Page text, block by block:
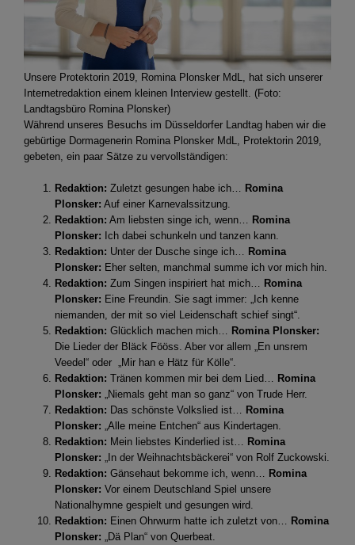
Unsere Protektorin 2019, Romina Plonsker MdL, hat sich unserer
Internetredaktion einem kleinen Interview gestellt. (Foto:
Landtagsbüro Romina Plonsker)
Während unseres Besuchs im Düsseldorfer Landtag haben wir die
gebürtige Dormagenerin Romina Plonsker MdL, Protektorin 2019,
gebeten, ein paar Sätze zu vervollständigen:
Redaktion: Zuletzt gesungen habe ich… Romina
Plonsker: Auf einer Karnevalssitzung.
Redaktion: Am liebsten singe ich, wenn… Romina
Plonsker: Ich dabei schunkeln und tanzen kann.
Redaktion: Unter der Dusche singe ich… Romina
Plonsker: Eher selten, manchmal summe ich vor mich hin.
Redaktion: Zum Singen inspiriert hat mich… Romina
Plonsker: Eine Freundin. Sie sagt immer: „Ich kenne
niemanden, der mit so viel Leidenschaft schief singt“.
Redaktion: Glücklich machen mich… Romina Plonsker:
Die Lieder der Bläck Fööss. Aber vor allem „En unsrem
Veedel“ oder „Mir han e Hätz für Kölle“.
Redaktion: Tränen kommen mir bei dem Lied… Romina
Plonsker:
„Niemals geht man so ganz“ von Trude Herr.
Redaktion: Das schönste Volkslied ist… Romina
Plonsker: „Alle meine Entchen“ aus Kindertagen.
Redaktion: Mein liebstes Kinderlied ist… Romina
Plonsker: „In der Weihnachtsbäckerei“ von Rolf Zuckowski.
Redaktion: Gänsehaut bekomme ich, wenn… Romina
Plonsker: Vor einem Deutschland Spiel unsere
Nationalhymne gespielt und gesungen wird.
Redaktion: Einen Ohrwurm hatte ich zuletzt von… Romina
Plonsker: „Dä Plan“ von Querbeat.